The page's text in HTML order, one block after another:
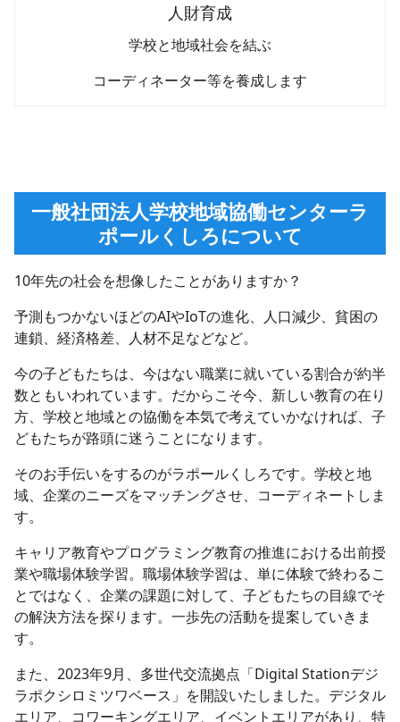
人財育成
学校と地域社会を結ぶ
コーディネーター等を養成します
一般社団法人学校地域協働センターラ
ポールくしろについて
10年先の社会を想像したことがありますか？
予測もつかないほどのAIやIoTの進化、人口減少、貧困の
連鎖、経済格差、人材不足などなど。
今の子どもたちは、今はない職業に就いている割合が約半
数ともいわれています。だからこそ今、新しい教育の在り
方、学校と地域との協働を本気で考えていかなければ、子
どもたちが路頭に迷うことになります。
そのお手伝いをするのがラポールくしろです。学校と地
域、企業のニーズをマッチングさせ、コーディネートしま
す。
キャリア教育やプログラミング教育の推進における出前授
業や職場体験学習。職場体験学習は、単に体験で終わるこ
とではなく、企業の課題に対して、子どもたちの目線でそ
の解決方法を探ります。一歩先の活動を提案していきま
す。
また、2023年9月、多世代交流拠点「Digital Stationデジ
ラポクシロミツワベース」を開設いたしました。デジタル
エリア、コワーキングエリア、イベントエリアがあり、特